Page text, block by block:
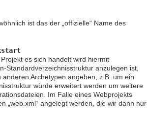
ist das der „offizielle“ Name des
es sich handelt wird hiermit
Standardverzeichnisstruktur anzulegen ist,
Archetypen angeben, z.B. um ein
würde erweitert werden um weitere
Im Falle eines Webprojekts
„web.xml“ angelegt werden, die wir dann nur